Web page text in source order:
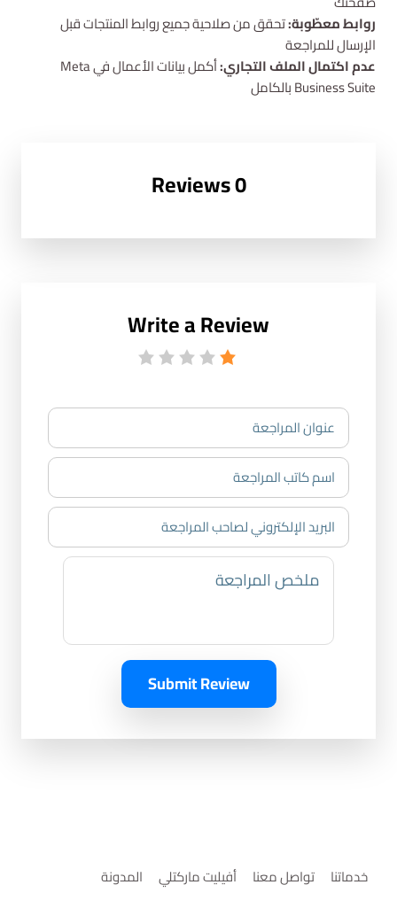
روابط معطّوبة:تحقق من صلاحية جميع روابط المنتجات قبل
الإرسال للمراجعة
عدم اكتمال الملف التجاري:
أكمل بيانات الأعمال في Meta
Business Suite بالكامل
0 Reviews
Write a Review
Submit Review
خدماتنا تواصل معنا أفيليت ماركتلي المدونة